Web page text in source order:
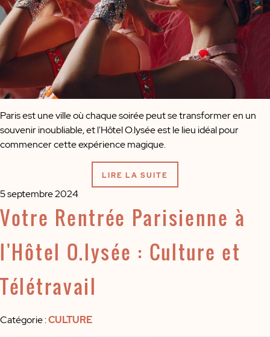
Paris est une ville où chaque soirée peut se transformer en un
souvenir inoubliable, et l'Hôtel O.lysée est le lieu idéal pour
commencer cette expérience magique.
LIRE LA SUITE
5 septembre 2024
Votre Rentrée Parisienne à
l'Hôtel O.lysée : Culture et
Télétravail
Catégorie:CULTURE